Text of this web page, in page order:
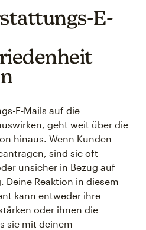
E-
E-Mails auf die
geht weit über die
hinaus. Wenn Kunden
sind sie oft
unsicher in Bezug auf
Deine Reaktion in diesem
kann entweder ihre
oder ihnen die
sie mit deinem